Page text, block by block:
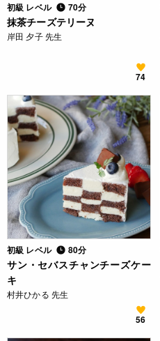
初級 レベル 70分
抹茶チーズテリーヌ
岸田 夕子 先生
74
初級 レベル 80分
サン・セバスチャンチーズケー
キ
村井ひかる 先生
56